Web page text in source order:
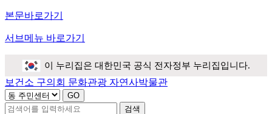
본문바로가기
서브메뉴 바로가기
이 누리집은 대한민국 공식 전자정부 누리집입니다.
보건소 구의회 문화관광 자연사박물관
검색